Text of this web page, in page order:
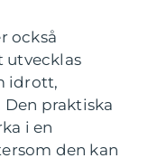
också
utvecklas
idrott,
praktiska
i en
den kan